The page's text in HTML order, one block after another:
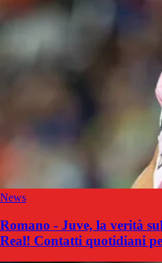
News
Romano - Juve, la verità
Real! Contatti quotidiani